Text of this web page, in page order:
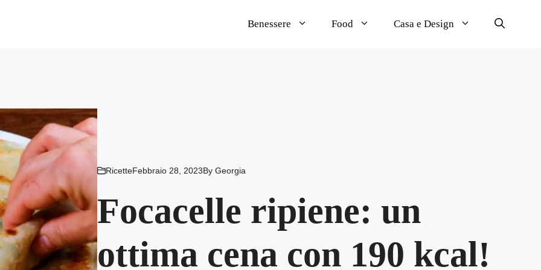
Benessere Food Casa e Design
RicetteFebbraio 28, 2023By Georgia
Focacelle ripiene: un
ottima cena con 190 kcal!